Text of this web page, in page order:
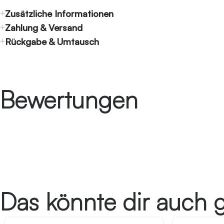
Zusätzliche Informationen
Zahlung & Versand
Rückgabe & Umtausch
Bewertungen
Das könnte dir auch